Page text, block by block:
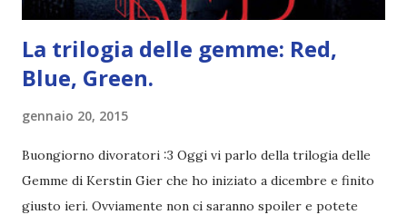
La trilogia delle gemme: Red,
Blue, Green.
gennaio 20, 2015
Buongiorno divoratori :3 Oggi vi parlo della trilogia delle
Gemme di Kerstin Gier che ho iniziato a dicembre e finito
giusto ieri. Ovviamente non ci saranno spoiler e potete